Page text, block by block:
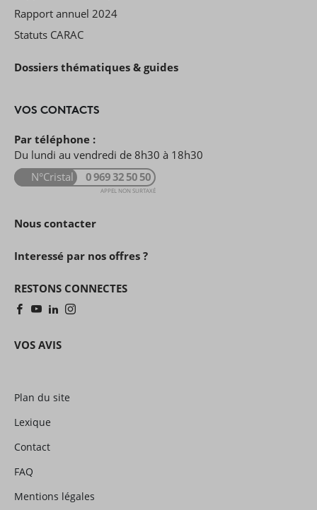
Rapport annuel 2024
Statuts CARAC
Dossiers thématiques & guides
VOS CONTACTS
Par téléphone :
Du lundi au vendredi de 8h30 à 18h30
N°Cristal
0 969 32 50 50
APPEL NON SURTAXÉ
Nous contacter
Interessé par nos offres ?
RESTONS CONNECTES
VOS AVIS
Plan du site
Lexique
Contact
FAQ
Mentions légales